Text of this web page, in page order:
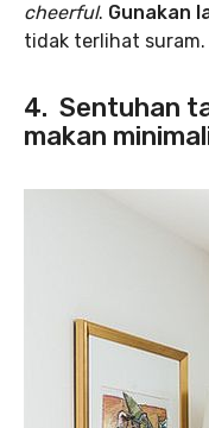
cheerful. Gunakan
tidak terlihat suram.
4. Sentuhan
makan